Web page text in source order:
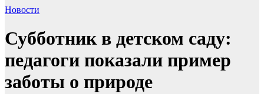
Новости
Субботник в детском саду:
педагоги показали пример
заботы о природе